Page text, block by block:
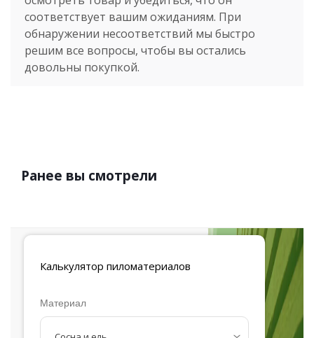
соответствует вашим ожиданиям. При
обнаружении несоответствий мы быстро
решим все вопросы, чтобы вы остались
довольны покупкой.
Ранее вы смотрели
Калькулятор пиломатериалов
Материал